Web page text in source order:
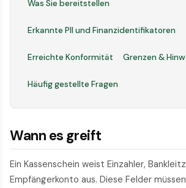
Was Sie bereitstellen
Erkannte PII und Finanzidentifikatoren
Erreichte Konformität Grenzen &
Häufig gestellte Fragen
Wann es greift
Ein Kassenschein weist Einzahler,
Empfängerkonto aus. Diese Felder